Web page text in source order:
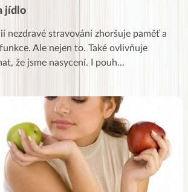
jídlo
nezdravé stravování zhoršuje paměť a
Ale nejen to. Také ovlivňuje
že jsme nasycení. I pouh...